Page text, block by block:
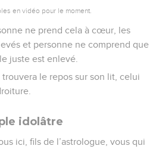
en vidéo pour le moment.
ne prend cela à cœur, les
et personne ne comprend que
juste est enlevé.
le repos sur son lit, celui
idolâtre
ici, fils de l’astrologue, vous qui